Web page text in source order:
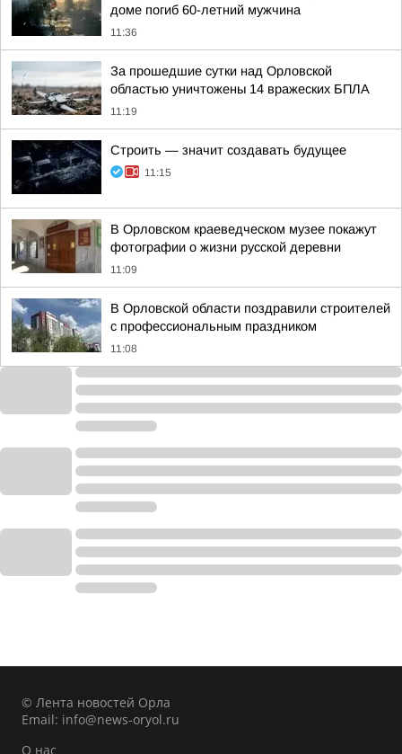
доме погиб 60-летний мужчина
11:36
За прошедшие сутки над Орловской
областью уничтожены 14 вражеских БПЛА
11:19
Строить — значит создавать будущее
11:15
В Орловском краеведческом музее покажут
фотографии о жизни русской деревни
11:09
В Орловской области поздравили строителей
с профессиональным праздником
11:08
© Лента новостей Орла
Email: info@news-oryol.ru
О нас